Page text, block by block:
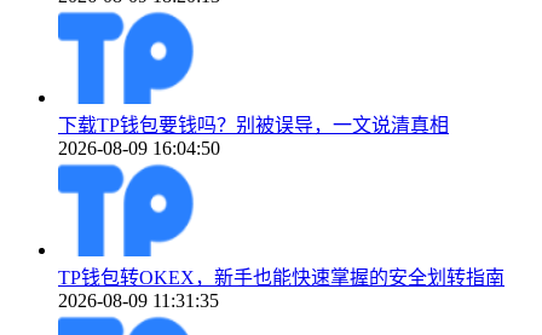
下载TP钱包要钱吗？别被误导，一文说清真相
2026-08-09 16:04:50
TP钱包转OKEX，新手也能快速掌握的安全划转指南
2026-08-09 11:31:35